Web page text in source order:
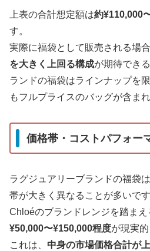
上表の合計想定額は約¥110,000
す。
実際に福袋として販売される場合
を大きく上回る構成が期待でき
ランドの福袋はラインナップを
もフルプライスのバッグが含ま
価格帯・コストパフォー
ラグジュアリーブランドの福袋
帯が大きく異なることが多いです
Chloéのブランドレンジを踏まえ
¥50,000〜¥150,000程度が現実的
これは、 中身の市場価格合計が